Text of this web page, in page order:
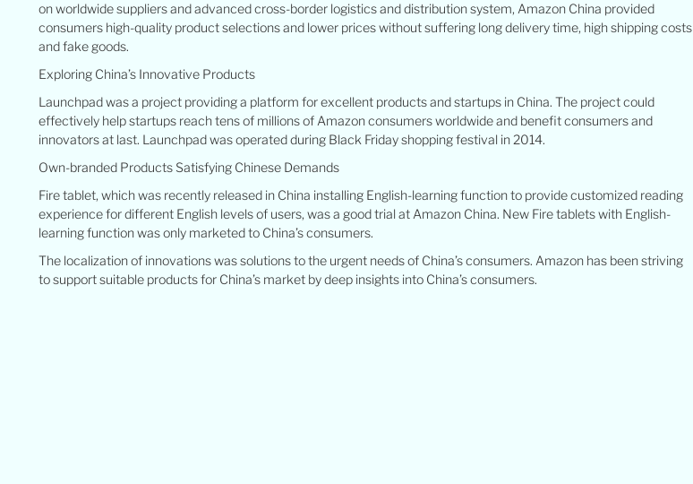
on worldwide suppliers and advanced cross-border logistics and distribution system, Amazon China provided
consumers high-quality product selections and lower prices without suffering long delivery time, high shipping costs
and fake goods.
Exploring China’s Innovative Products
Launchpad was a project providing a platform for excellent products and startups in China. The project could
effectively help startups reach tens of millions of Amazon consumers worldwide and benefit consumers and
innovators at last. Launchpad was operated during Black Friday shopping festival in 2014.
Own-branded Products Satisfying Chinese Demands
Fire tablet, which was recently released in China installing English-learning function to provide customized reading
experience for different English levels of users, was a good trial at Amazon China. New Fire tablets with English-
learning function was only marketed to China’s consumers.
The localization of innovations was solutions to the urgent needs of China’s consumers. Amazon has been striving
to support suitable products for China’s market by deep insights into China’s consumers.